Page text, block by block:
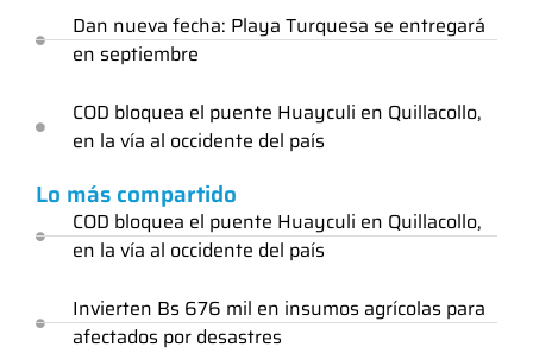
Dan nueva fecha: Playa Turquesa se entregará
en septiembre
COD bloquea el puente Huayculi en Quillacollo,
en la vía al occidente del país
Lo más compartido
COD bloquea el puente Huayculi en Quillacollo,
en la vía al occidente del país
Invierten Bs 676 mil en insumos agrícolas para
afectados por desastres